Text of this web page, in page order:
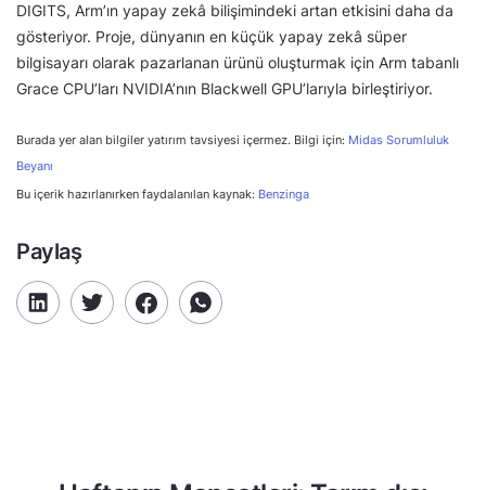
DIGITS, Arm’ın yapay zekâ bilişimindeki artan etkisini daha da
gösteriyor. Proje, dünyanın en küçük yapay zekâ süper
bilgisayarı olarak pazarlanan ürünü oluşturmak için Arm tabanlı
Grace CPU’ları NVIDIA’nın Blackwell GPU’larıyla birleştiriyor.
Burada yer alan bilgiler yatırım tavsiyesi içermez. Bilgi için: Midas Sorumluluk
Beyanı
Bu içerik hazırlanırken faydalanılan kaynak: Benzinga
Paylaş